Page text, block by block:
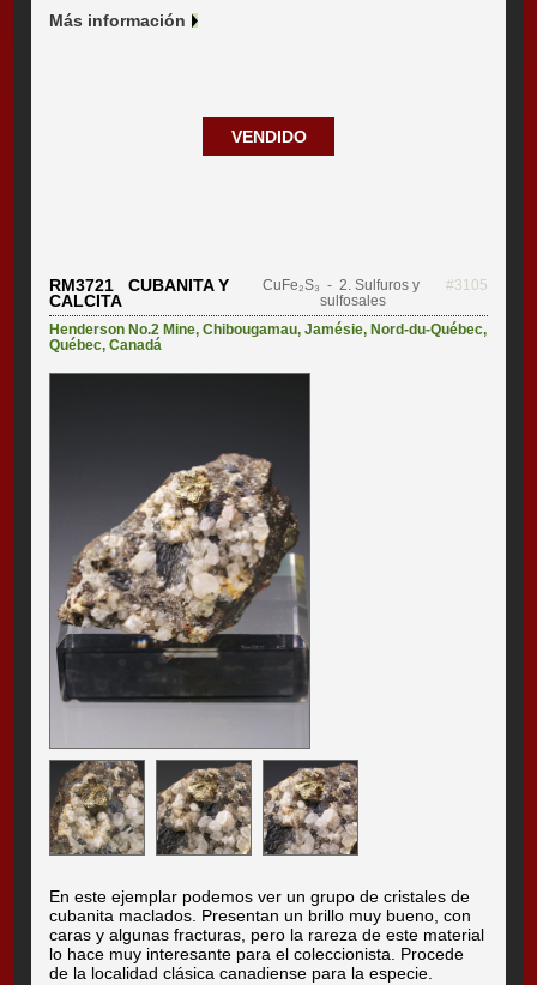
Más información
VENDIDO
RM3721 CUBANITA Y
CALCITA
CuFe₂S₃ - 2. Sulfuros y
sulfosales
#3105
Henderson No.2 Mine,Chibougamau,Jamésie, Nord-du-Québec,
Québec,Canadá
En este ejemplar podemos ver un grupo de cristales de
cubanita maclados. Presentan un brillo muy bueno, con
caras y algunas fracturas, pero la rareza de este material
lo hace muy interesante para el coleccionista. Procede
de la localidad clásica canadiense para la especie.